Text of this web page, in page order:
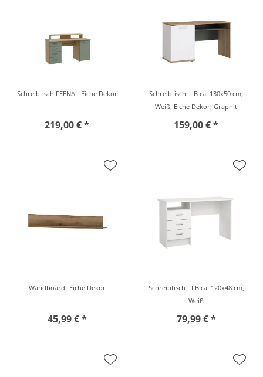
Schreibtisch FEENA - Eiche Dekor
219,00 € *
Schreibtisch- LB ca. 130x50 cm,
Weiß, Eiche Dekor, Graphit
159,00 € *
Wandboard- Eiche Dekor
45,99 € *
Schreibtisch - LB ca. 120x48 cm,
Weiß
79,99 € *